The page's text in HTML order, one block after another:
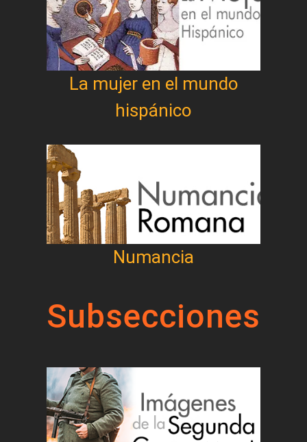
La mujer en el mundo
hispánico
Numancia
Subsecciones